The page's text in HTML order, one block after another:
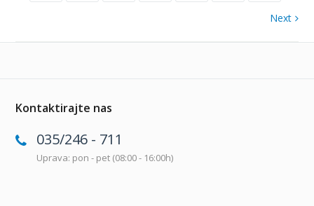
Next
Kontaktirajte nas
035/246 - 711
Uprava: pon - pet (08:00 - 16:00h)